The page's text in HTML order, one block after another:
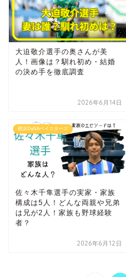
大迫敬介選手の奥さんが美
人！画像は？馴れ初め・結婚
の決め手を徹底調査
2026年6月14日
横浜DeNAベイスターズ
佐々木千隼選手の実家・家族
構成は5人！どんな両親や兄弟
は兄が2人！家族も野球経験
者？
2026年6月12日